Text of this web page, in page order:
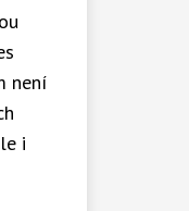
není
i